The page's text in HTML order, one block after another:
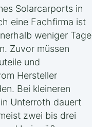
Solarcarports in
eine Fachfirma ist
weniger Tage
Zuvor müssen
und
Hersteller
Bei kleineren
Unterroth dauert
zwei bis drei